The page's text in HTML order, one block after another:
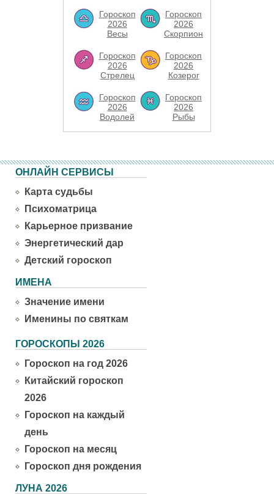
Гороскоп
2026
Весы
Гороскоп
2026
Скорпион
Гороскоп
2026
Стрелец
Гороскоп
2026
Козерог
Гороскоп
2026
Водолей
Гороскоп
2026
Рыбы
ОНЛАЙН СЕРВИСЫ
Карта судьбы
Психоматрица
Карьерное призвание
Энергетический дар
Детский гороскоп
ИМЕНА
Значение имени
Именины по святкам
ГОРОСКОПЫ 2026
Гороскоп на год 2026
Китайский гороскоп
2026
Гороскоп на каждый
день
Гороскоп на месяц
Гороскоп дня рождения
ЛУНА 2026